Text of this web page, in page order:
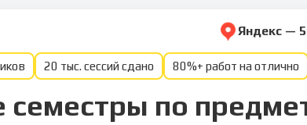
Яндекс —
20 тыс. сессий сдано 80%+ работ на отлично
семестры по